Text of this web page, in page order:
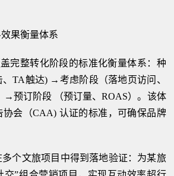
果衡量体系
盖完整转化阶段的标准化衡量体系：种
TA触达) →考虑阶段（落地页访问、
→预订阶段 （预订量、ROAS）。该体
协会（CAA) 认证的标准，可确保品牌
个文旅项目中得到落地验证：为某旅